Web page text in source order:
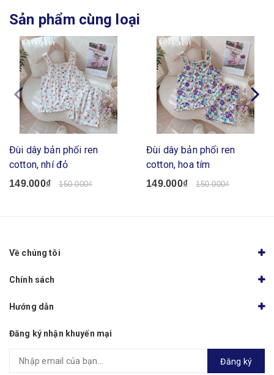
Sản phẩm cùng loại
Đùi dây bản phối ren
cotton, nhí đỏ
149.000₫ 150.000₫
Đùi dây bản phối ren
cotton, hoa tím
149.000₫ 150.000₫
Về chúng tôi
Chính sách
Hướng dẫn
Đăng ký nhận khuyến mại
Đăng ký